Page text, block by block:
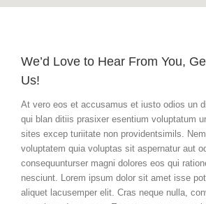
We’d Love to Hear From You,
Us!
At vero eos et accusamus et iusto odios un
qui blan ditiis prasixer esentium voluptatum
sites excep turiitate non providentsimils.
voluptatem quia voluptas sit aspernatur aut
consequunturser magni dolores eos qui
nesciunt. Lorem ipsum dolor sit amet isse
aliquet lacusemper elit. Cras neque nulla,